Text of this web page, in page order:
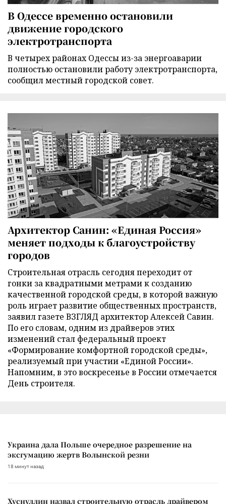
В Одессе временно остановили
движение городского
электротранспорта
В четырех районах Одессы из-за энергоаварии
полностью остановили работу электротранспорта,
сообщил местный городской совет.
Архитектор Санин: «Единая Россия»
меняет подходы к благоустройству
городов
Строительная отрасль сегодня переходит от
гонки за квадратными метрами к созданию
качественной городской среды, в которой важную
роль играет развитие общественных пространств,
заявил газете ВЗГЛЯД архитектор Алексей Савин.
По его словам, одним из драйверов этих
изменений стал федеральный проект
«Формирование комфортной городской среды»,
реализуемый при участии «Единой России».
Напомним, в это воскресенье в России отмечается
День строителя.
Украина дала Польше очередное разрешение на
эксгумацию жертв Волынской резни
18 минут назад
Хуснуллин назвал строительную отрасль драйвером